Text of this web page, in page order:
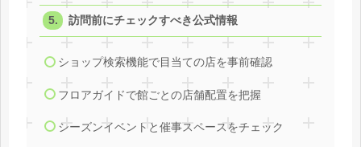
訪問前にチェックすべき公式情報
ショップ検索機能で目当ての店を事前確認
フロアガイドで館ごとの店舗配置を把握
シーズンイベントと催事スペースをチェック